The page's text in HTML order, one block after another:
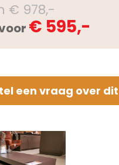
€ 978,-
€ 595,-
een vraag over